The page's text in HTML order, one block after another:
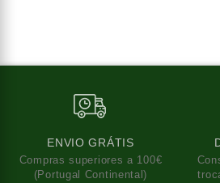
ENVIO GRÁTIS
Compras superiores a 100€
(Portugal Continental)